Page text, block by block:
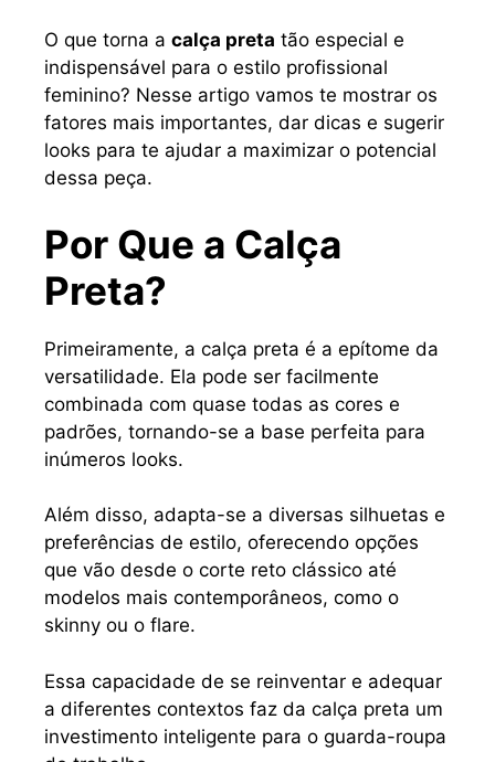
O que torna a calça preta tão especial e
indispensável para o estilo profissional
feminino? Nesse artigo vamos te mostrar os
fatores mais importantes, dar dicas e sugerir
looks para te ajudar a maximizar o potencial
dessa peça.
Por Que a Calça
Preta?
Primeiramente, a calça preta é a epítome da
versatilidade. Ela pode ser facilmente
combinada com quase todas as cores e
padrões, tornando-se a base perfeita para
inúmeros looks.
Além disso, adapta-se a diversas silhuetas e
preferências de estilo, oferecendo opções
que vão desde o corte reto clássico até
modelos mais contemporâneos, como o
skinny ou o flare.
Essa capacidade de se reinventar e adequar
a diferentes contextos faz da calça preta um
investimento inteligente para o guarda-roupa